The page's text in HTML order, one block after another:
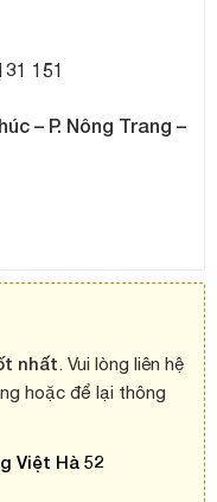
151
– P. Nông Trang –
nhất. Vui lòng liên hệ
hoặc để lại thông
Việt Hà 52